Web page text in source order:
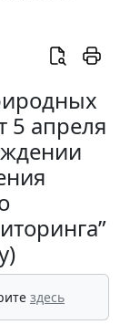
5 апреля
здесь